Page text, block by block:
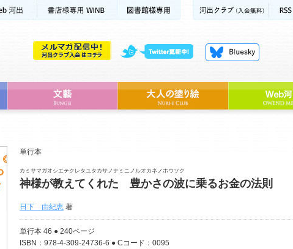
単行本
カミサマガオシエテクレタユタカサノナミニノルオカネノホウソク
神様が教えてくれた 豊かさの波に乗るお金の法則
日下 由紀恵 著
単行本 46 ● 240ページ
ISBN：978-4-309-24736-6 ● Cコード：0095